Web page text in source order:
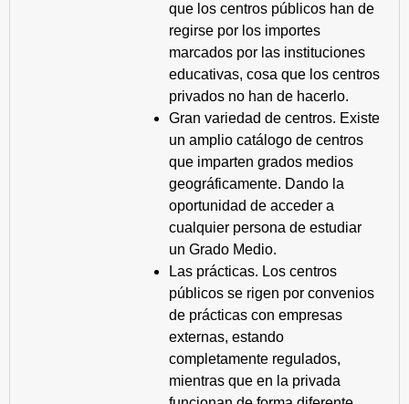
que los centros públicos han de
regirse por los importes
marcados por las instituciones
educativas, cosa que los centros
privados no han de hacerlo.
Gran variedad de centros. Existe
un amplio catálogo de centros
que imparten grados medios
geográficamente. Dando la
oportunidad de acceder a
cualquier persona de estudiar
un Grado Medio.
Las prácticas. Los centros
públicos se rigen por convenios
de prácticas con empresas
externas, estando
completamente regulados,
mientras que en la privada